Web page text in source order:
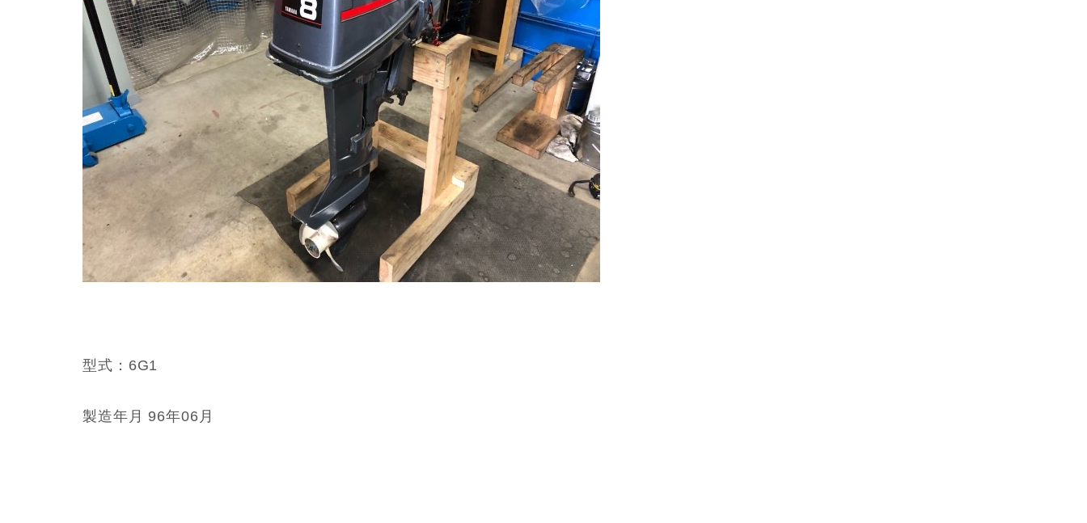
型式：6G1
製造年月 96年06月